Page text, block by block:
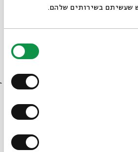
שעשיתם בשירותים שלהם.
תלמוד וספרות חז"ל אייל בן אליהו